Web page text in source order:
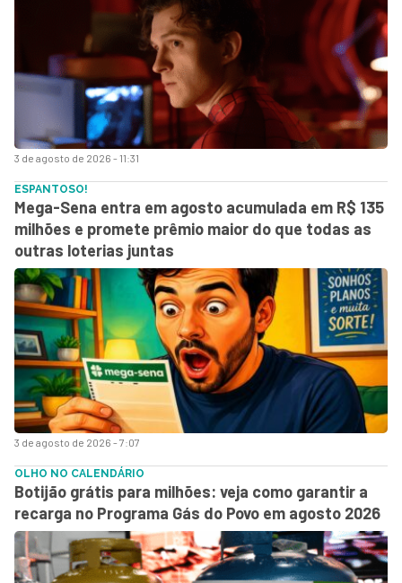
3 de agosto de 2026 - 11:31
3 de agosto de 2026 - 7:07
ESPANTOSO!
Mega-Sena entra em agosto acumulada em R$ 135
milhões e promete prêmio maior do que todas as
outras loterias juntas
OLHO NO CALENDÁRIO
Botijão grátis para milhões: veja como garantir a
recarga no Programa Gás do Povo em agosto 2026